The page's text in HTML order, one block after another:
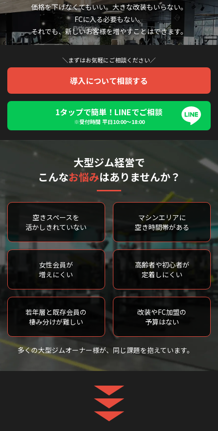
価格を下げなくてもいい。大きな改装もいらない。
FCに入る必要もない。
それでも、新しいお客様を増やすことはできます。
＼まずはお気軽にご相談ください／
導入について相談する
1タップで簡単！LINEでご相談
※受付時間 平日10:00〜18:00
大型ジム経営で
こんなお悩みはありませんか？
空きスペースを
活かしきれていない
マシンエリアに
空き時間帯がある
女性会員が
増えにくい
高齢者や初心者が
定着しにくい
若年層と既存会員の
棲み分けが難しい
改装やFC加盟の
予算はない
多くの大型ジムオーナー様が、 同じ課題を抱えています。